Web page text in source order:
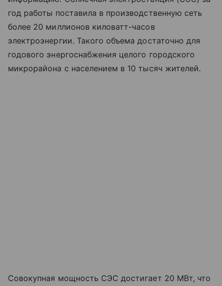
год работы поставила в производственную сеть
более 20 миллионов киловатт-часов
электроэнергии. Такого объема достаточно для
годового энергоснабжения целого городского
микрорайона с населением в 10 тысяч жителей.
Совокупная мощность СЭС достигает 20 МВт, что